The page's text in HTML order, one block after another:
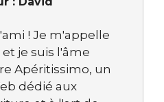
! Je m'appelle
et je suis l'âme
Apéritissimo, un
dédié aux